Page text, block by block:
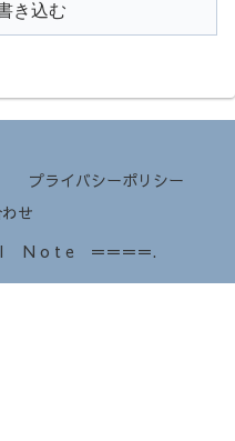
き込む
プライバシーポリシー
せ
I N o t e ＝＝＝＝.